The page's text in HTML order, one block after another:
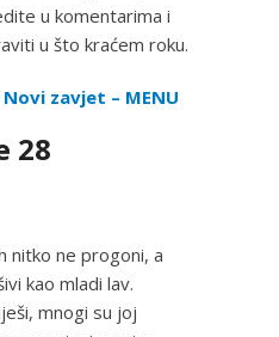
u komentarima i
u što kraćem roku.
zavjet – MENU
28
nitko ne progoni, a
kao mladi lav.
mnogi su joj